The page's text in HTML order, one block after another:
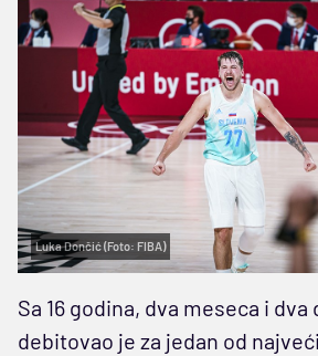
Luka Dončić (Foto: FIBA)
Sa 16 godina, dva meseca i
debitovao je za jedan od